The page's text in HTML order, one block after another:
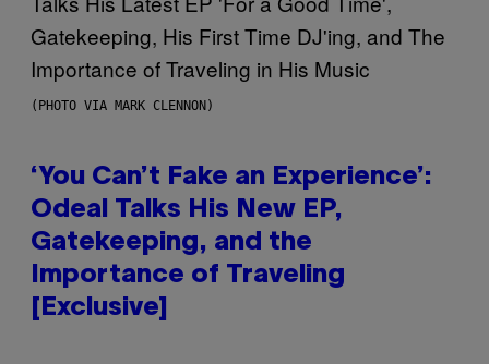
(PHOTO VIA MARK CLENNON)
‘You Can’t Fake an Experience’:
Odeal Talks His New EP,
Gatekeeping, and the
Importance of Traveling
[Exclusive]